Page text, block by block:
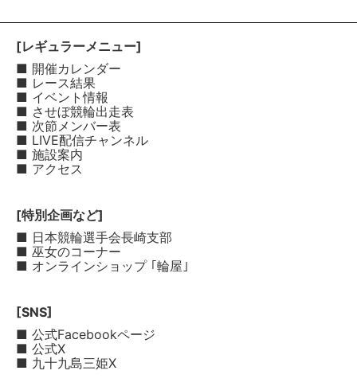
[レギュラーメニュー]
■ 開催カレンダー
■ レース結果
■ イベント情報
■ させぼ競輪出走表
■ 次節メンバー表
■ LIVE配信チャンネル
■ 施設案内
■ アクセス
[特別企画など]
■ 日本競輪選手会長崎支部
■ 巫女のコーナー
■ オンラインショップ ｢輪屋｣
[SNS]
■ 公式Facebookページ
■ 公式X
■ 九十九島三姫X